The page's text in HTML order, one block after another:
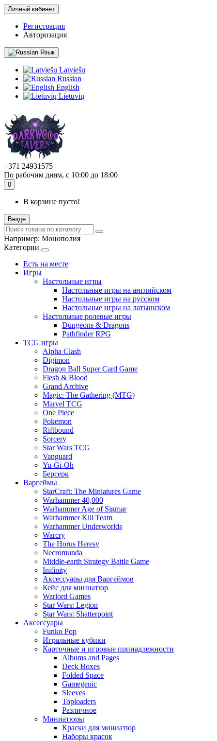
Личный кабинет
Регистрация
Авторизация
Язык
Latviešu
Russian
English
Lietuvių
+371 24931575
По рабочим дням, с 10:00 до 18:00
0
В корзине пусто!
Везде
Например: Монополия
Категории
Есть на месте
Игры
Настольные игры
Настольные игры на английском
Настольные игры на русском
Настольные игры на латышском
Настольные ролевые игры
Dungeons & Dragons
Pathfinder RPG
TCG игры
Alpha Clash
Digimon
Dragon Ball Super Card Game
Flesh & Blood
Grand Archive
Magic: The Gathering (MTG)
Marvel TCG
One Piece
Pokemon
Riftbound
Sorcery
Star Wars TCG
Vanguard
Yu-Gi-Oh
Берсерк
Варгеймы
StarCraft: The Miniatures Game
Warhammer 40,000
Warhammer Age of Sigmar
Warhammer Kill Team
Warhammer Underworlds
Warcry
The Horus Heresy
Necromunda
Middle-earth Strategy Battle Game
Inifinity
Аксессуары для Варгеймов
Кейс для миниатюр
Warlord Games
Star Wars: Legion
Star Wars: Shatterpoint
Аксессуары
Funko Pop
Игральные кубики
Карточные и игровые принадлежности
Albums and Pages
Deck Boxes
Folded Space
Gamegenic
Sleeves
Toploaders
Различное
Миниатюры
Краски для миниатюр
Наборы красок